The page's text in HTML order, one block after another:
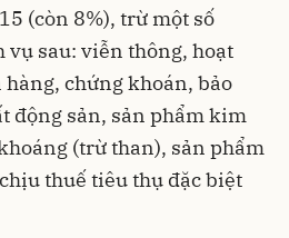
(còn 8%), trừ một số
vụ sau: viễn thông, hoạt
chứng khoán, bảo
động sản, sản phẩm kim
(trừ than), sản phẩm
thuế tiêu thụ đặc biệt